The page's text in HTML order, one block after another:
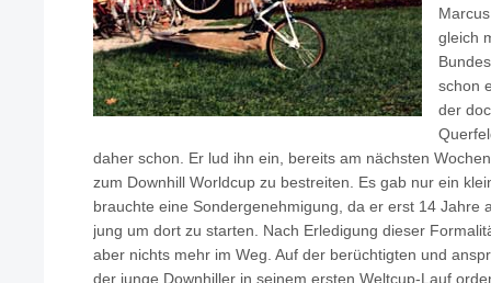
gleich
schon
der
daher schon. Er lud ihn ein, bereits am nächsten
zum Downhill Worldcup zu bestreiten. Es gab nur ein
brauchte eine Sondergenehmigung, da er erst 14 Jahre
jung um dort zu starten. Nach Erledigung dieser
aber nichts mehr im Weg. Auf der berüchtigten und
der junge Downhiller in seinem ersten Weltcup-Lauf